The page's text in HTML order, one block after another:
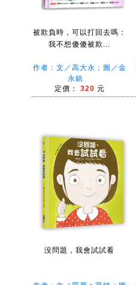
被欺負時，可以打回去嗎：
我不想傻傻被欺...
作者：文／高大永；圖／金
永鎮
定價： 320 元
没問題，我會試試看